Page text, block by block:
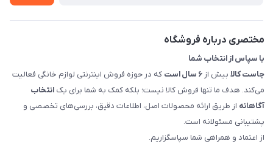
مختصری درباره فروشگاه
با سپاس از انتخاب شما
جاست کالا بیش از ۶ سال است
که در حوزه فروش اینترنتی لوازم خانگی فعالیت
می‌کند. هدف ما تنها فروش کالا نیست؛ بلکه کمک به شما برای یک انتخاب
آگاهانه از طریق ارائه محصولات اصل، اطلاعات دقیق، بررسی‌های تخصصی و
پشتیبانی مسئولانه است.
از اعتماد و همراهی شما سپاسگزاریم.